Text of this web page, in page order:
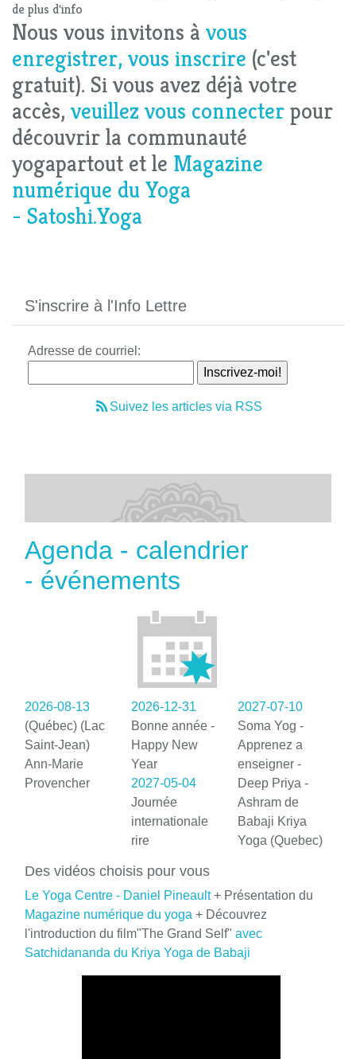
de plus d'info
Nous vous invitons à vous
enregistrer, vous inscrire (c'est
gratuit). Si vous avez déjà votre
accès, veuillez vous connecter pour
découvrir la communauté
yogapartout et le Magazine
numérique du Yoga
- Satoshi.Yoga
S'inscrire à l'Info Lettre
Adresse de courriel:
Suivez les articles via RSS
Agenda - calendrier
- événements
2026-08-13
(Québec) (Lac
Saint-Jean)
Ann-Marie
Provencher
2026-12-31
Bonne année -
Happy New
Year
2027-05-04
Journée
internationale
rire
2027-07-10
Soma Yog -
Apprenez a
enseigner -
Deep Priya -
Ashram de
Babaji Kriya
Yoga (Quebec)
Des vidéos choisis pour vous
Le Yoga Centre - Daniel Pineault+ Présentation du
Magazine numérique du yoga + Découvrez
l'introduction du film"The Grand Self" avec
Satchidananda du Kriya Yoga de Babaji